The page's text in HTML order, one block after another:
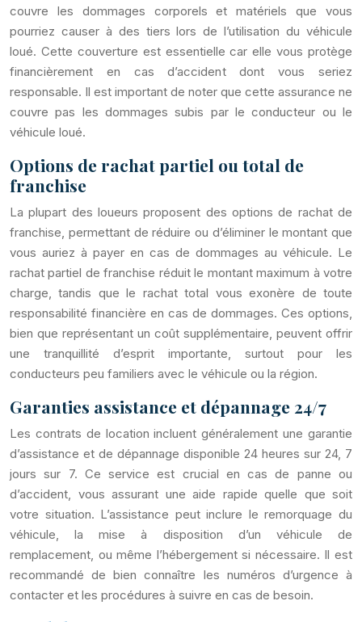
couvre les dommages corporels et matériels que vous
pourriez causer à des tiers lors de l’utilisation du véhicule
loué. Cette couverture est essentielle car elle vous protège
financièrement en cas d’accident dont vous seriez
responsable. Il est important de noter que cette assurance ne
couvre pas les dommages subis par le conducteur ou le
véhicule loué.
Options de rachat partiel ou total de
franchise
La plupart des loueurs proposent des options de rachat de
franchise, permettant de réduire ou d’éliminer le montant que
vous auriez à payer en cas de dommages au véhicule. Le
rachat partiel de franchise réduit le montant maximum à votre
charge, tandis que le rachat total vous exonère de toute
responsabilité financière en cas de dommages. Ces options,
bien que représentant un coût supplémentaire, peuvent offrir
une tranquillité d’esprit importante, surtout pour les
conducteurs peu familiers avec le véhicule ou la région.
Garanties assistance et dépannage 24/7
Les contrats de location incluent généralement une garantie
d’assistance et de dépannage disponible 24 heures sur 24, 7
jours sur 7. Ce service est crucial en cas de panne ou
d’accident, vous assurant une aide rapide quelle que soit
votre situation. L’assistance peut inclure le remorquage du
véhicule, la mise à disposition d’un véhicule de
remplacement, ou même l’hébergement si nécessaire. Il est
recommandé de bien connaître les numéros d’urgence à
contacter et les procédures à suivre en cas de besoin.